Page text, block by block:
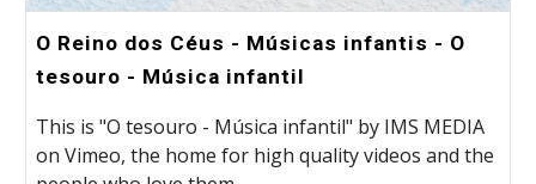
O Reino dos Céus - Músicas infantis - O
tesouro - Música infantil
This is "O tesouro - Música infantil" by IMS MEDIA
on Vimeo, the home for high quality videos and the